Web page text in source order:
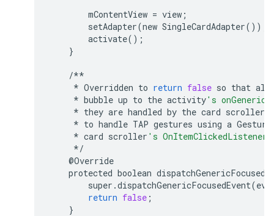
mContentView = view ;
setAdapter(new SingleCardAdapter());
activate();
}
/**
* Overridden to return false so that all
* bubble up to the activity's
* they are handled by the card scroller
* to handle TAP gestures using a
* card scroller 's OnItemClickedListener.
*/
@Override
protected boolean
super .dispatchGenericFocusedEvent(
return false ;
}